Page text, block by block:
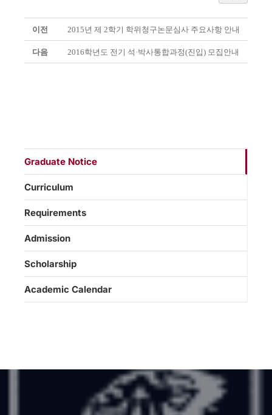
이전 2015년 제 2학기 학위청구논문심사 주요사항 안내
다음 2016학년도 전기 석·박사통합과정(진입) 모집안내
Graduate Notice
Curriculum
Requirements
Admission
Scholarship
Academic Calendar